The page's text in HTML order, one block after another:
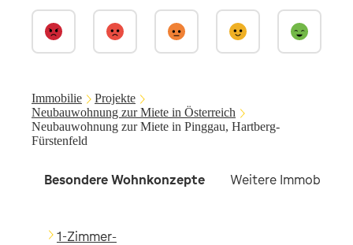
Immobilie
Projekte
Neubauwohnung zur Miete in Österreich
Neubauwohnung zur Miete in Pinggau, Hartberg-
Fürstenfeld
Besondere Wohnkonzepte Weitere Immobilien
1-Zimmer-